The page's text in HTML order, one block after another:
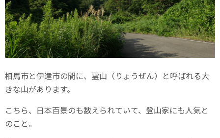
相馬市と伊達市の間に、霊山（りょうぜん）と呼ばれる大
きな山があります。
こちら、日本百景のも数えられていて、登山家にも人気と
のこと。